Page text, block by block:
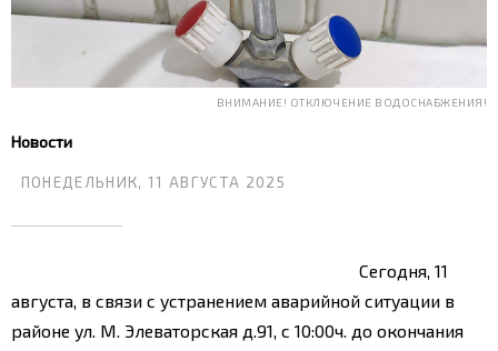
ВНИМАНИЕ! ОТКЛЮЧЕНИЕ ВОДОСНАБЖЕНИЯ!
Новости
ПОНЕДЕЛЬНИК, 11 АВГУСТА 2025
Сегодня, 11
августа, в связи с устранением аварийной ситуации в
районе ул. М. Элеваторская д.91, с 10:00ч. до окончания